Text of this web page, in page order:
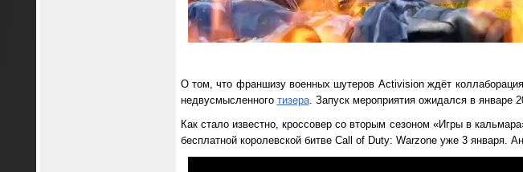
О том, что франшизу военных шутеров Activision ждёт
недвусмысленного тизера. Запуск мероприятия ожидался в январе
Как стало известно, кроссовер со вторым сезоном «Игры в
бесплатной королевской битве Call of Duty: Warzone уже 3 января.